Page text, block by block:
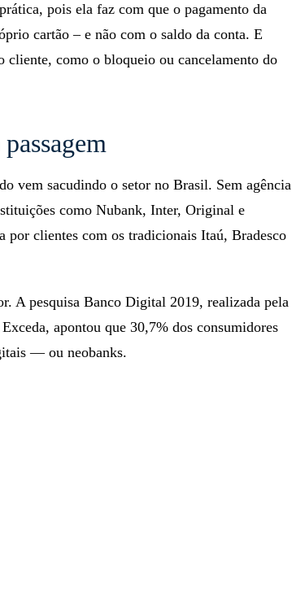
pois ela faz com que o pagamento da
cartão – e não com o saldo da conta. E
cliente, como o bloqueio ou cancelamento do
vem sacudindo o setor no Brasil. Sem agência
como Nubank, Inter, Original e
por clientes com os tradicionais Itaú, Bradesco
A pesquisa Banco Digital 2019, realizada pela
apontou que 30,7% dos consumidores
— ou neobanks.